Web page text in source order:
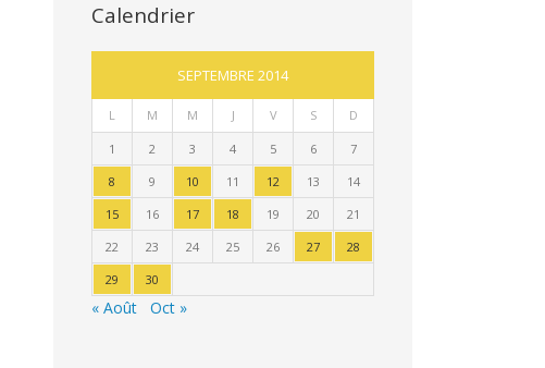
Calendrier
SEPTEMBRE 2014
L M M J V S D
1 2 3 4 5 6
7
8
9 10 11 12 13
14
15
16 17 18 19 20
21
22
23 24 25 26 27
28
29
30
« Août Oct »